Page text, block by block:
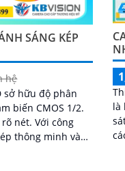
SÁNG KÉP
hệ
sở hữu độ phân
biến CMOS 1/2.
Với công
thông minh và
là